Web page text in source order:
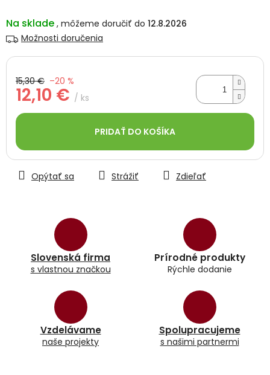
Na sklade
12.8.2026
Možnosti doručenia
15,30 € –20 %
12,10 € / ks
Jednotková
PRIDAŤ DO KOŠÍKA
Slovenská firma
s vlastnou značkou
Prírodné produkty
Rýchle dodanie
Vzdelávame
naše projekty
Spolupracujeme
s našimi partnermi
Opýtať sa Strážiť Zdieľať
z
5